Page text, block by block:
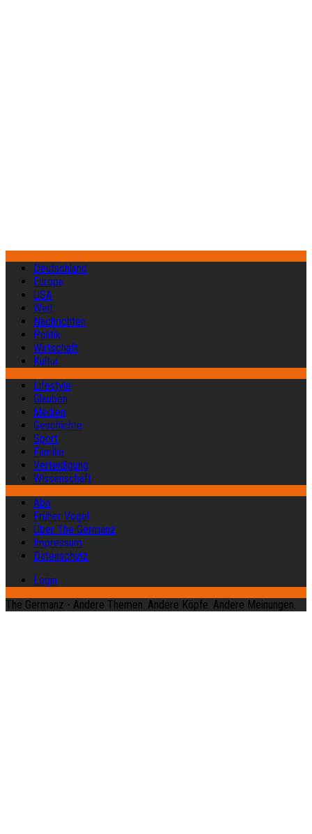
Deutschland
Europa
USA
Welt
Nachrichten
Politik
Wirtschaft
Kultur
Lifestyle
Glauben
Medien
Geschichte
Sport
Familie
Verteidigung
Wissenschaft
Abo
Früher Vogel
Über The Germanz
Impressum
Datenschutz
Login
The Germanz - Andere Themen. Andere Köpfe. Andere Meinungen.